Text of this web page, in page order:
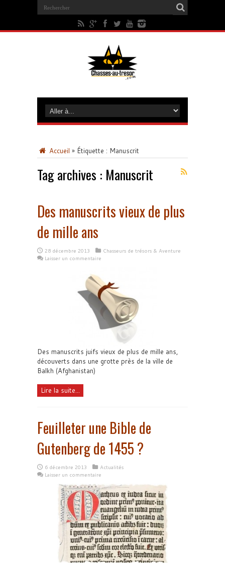
Accueil » Étiquette : Manuscrit
Tag archives : Manuscrit
Des manuscrits vieux de plus
de mille ans
28 décembre 2013
Chasseurs de trésors & Aventure
Laisser un commentaire
Des manuscrits juifs vieux de plus de mille ans,
découverts dans une grotte près de la ville de
Balkh (Afghanistan)
Lire la suite...
Feuilleter une Bible de
Gutenberg de 1455 ?
6 décembre 2013
Actualités
Laisser un commentaire